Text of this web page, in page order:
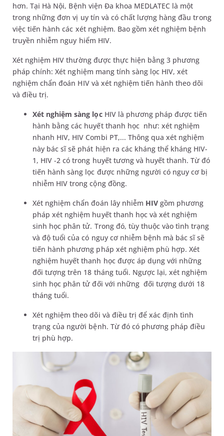
hơn. Tại Hà Nội, Bệnh viện Đa khoa MEDLATEC là một
trong những đơn vị uy tín và có chất lượng hàng đầu trong
việc tiến hành các xét nghiệm. Bao gồm xét nghiệm bệnh
truyền nhiễm nguy hiểm HIV.
Xét nghiệm HIV thường được thực hiện bằng 3 phương
pháp chính: Xét nghiệm mang tính sàng lọc HIV, xét
nghiệm chẩn đoán HIV và xét nghiệm tiến hành theo dõi
và điều trị.
Xét nghiệm sàng lọcHIV là phương pháp được tiến
hành bằng các huyết thanh học như: xét nghiệm
nhanh HIV, HIV Combi PT,... Thông qua xét nghiệm
này bác sĩ sẽ phát hiện ra các kháng thể kháng HIV-
1, HIV -2 có trong huyết tương và huyết thanh. Từ đó
tiến hành sàng lọc được những người có nguy cơ bị
nhiễm HIV trong cộng đồng.
Xét nghiệm chẩn đoán lây nhiễm HIV gồm phương
pháp xét nghiệm huyết thanh học và xét nghiệm
sinh học phân tử. Trong đó, tùy thuộc vào tình trạng
và độ tuổi của có nguy cơ nhiễm bệnh mà bác sĩ sẽ
tiến hành phương pháp xét nghiệm phù hợp. Xét
nghiệm huyết thanh học được áp dụng với những
đối tượng trên 18 tháng tuổi. Ngược lại, xét nghiệm
sinh học phân tử đối với những đối tượng dưới 18
tháng tuổi.
Xét nghiệm theo dõi và điều trị để xác định tình
trạng của người bệnh. Từ đó có phương pháp điều
trị phù hợp.